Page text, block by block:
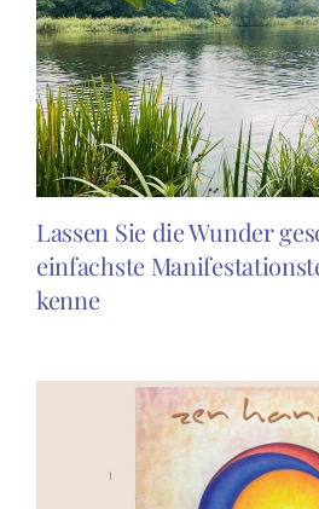
Lassen Sie die Wunder
einfachste
kenne